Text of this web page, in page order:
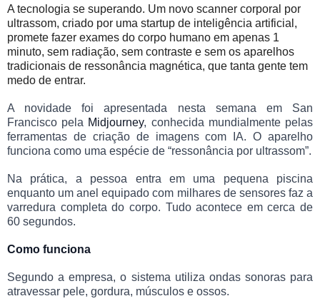
A tecnologia se superando. Um novo scanner corporal por
ultrassom, criado por uma startup de inteligência artificial,
promete fazer exames do corpo humano em apenas 1
minuto, sem radiação, sem contraste e sem os aparelhos
tradicionais de ressonância magnética, que tanta gente tem
medo de entrar.
A novidade foi apresentada nesta semana em San
Francisco pela Midjourney, conhecida mundialmente pelas
ferramentas de criação de imagens com IA. O aparelho
funciona como uma espécie de “ressonância por ultrassom”.
Na prática, a pessoa entra em uma pequena piscina
enquanto um anel equipado com milhares de sensores faz a
varredura completa do corpo. Tudo acontece em cerca de
60 segundos.
Como funciona
Segundo a empresa, o sistema utiliza ondas sonoras para
atravessar pele, gordura, músculos e ossos.